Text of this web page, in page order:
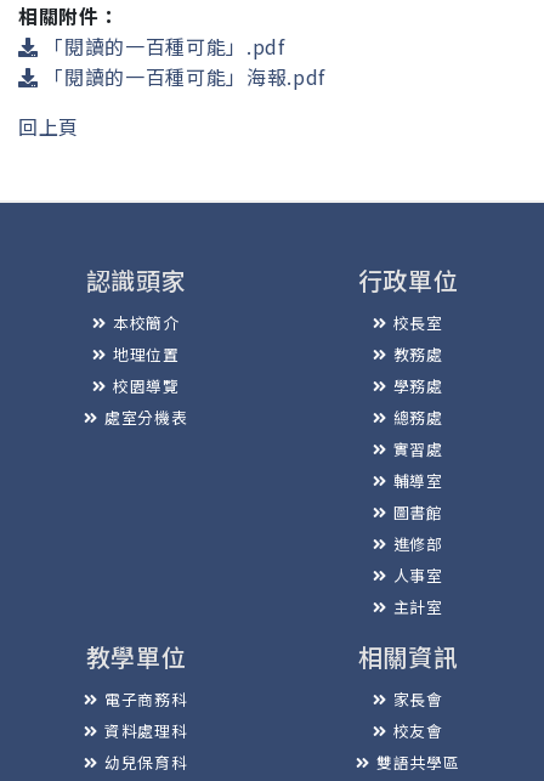
相關附件：
「閱讀的一百種可能」.pdf
「閱讀的一百種可能」海報.pdf
回上頁
認識頭家
本校簡介
地理位置
校園導覽
處室分機表
行政單位
校長室
教務處
學務處
總務處
實習處
輔導室
圖書館
進修部
人事室
主計室
教學單位
電子商務科
資料處理科
幼兒保育科
相關資訊
家長會
校友會
雙語共學區